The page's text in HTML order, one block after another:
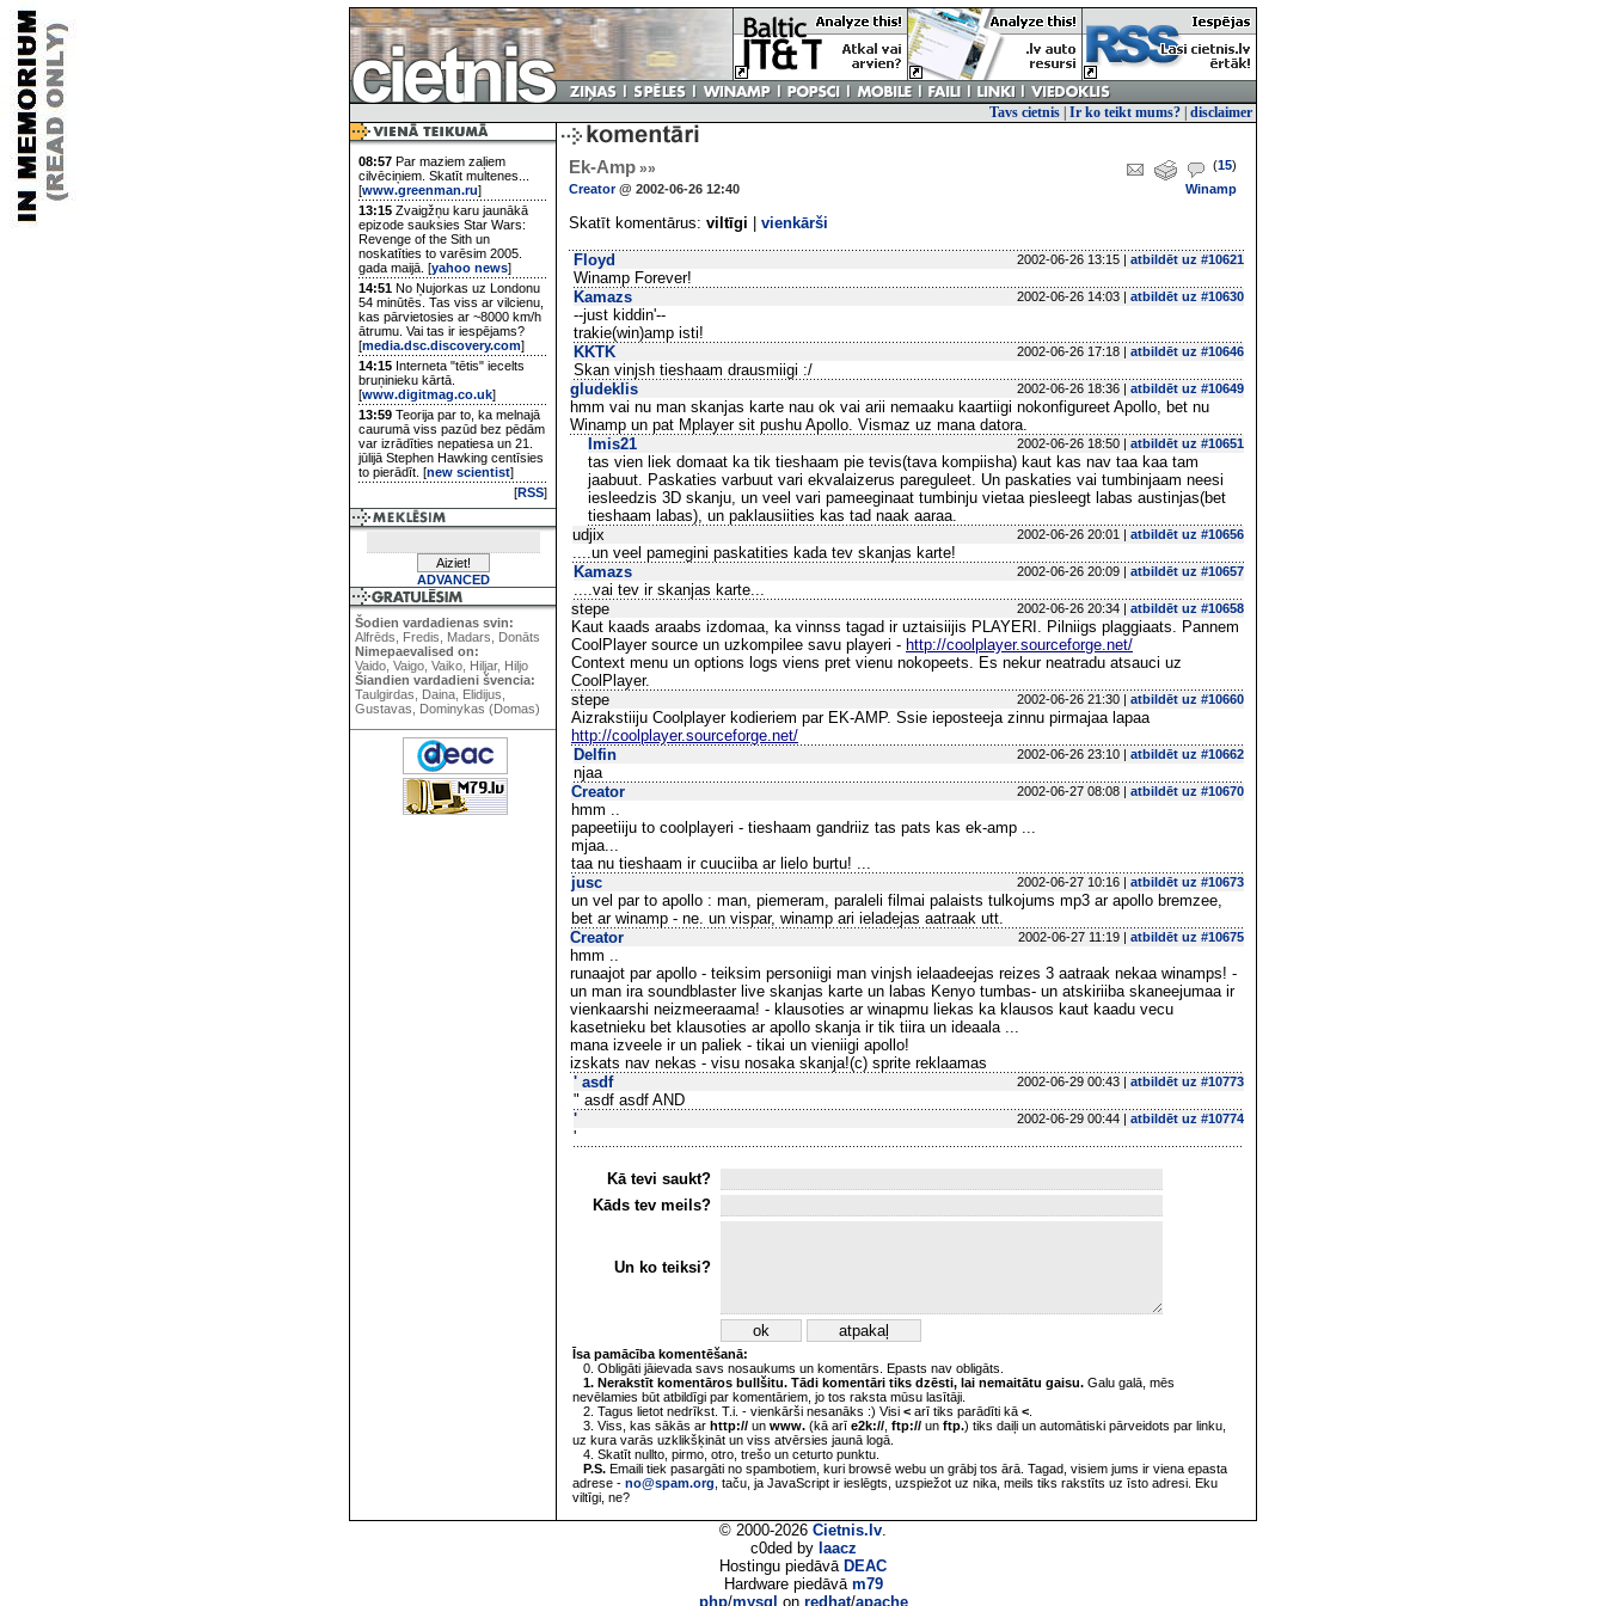
Tavs cietnis Ir ko teikt mums? disclaimer
08:57 Par maziem zaļiem
cilvēciņiem. Skatīt multenes...
[www.greenman.ru]
13:15 Zvaigžņu karu jaunākā
epizode sauksies Star Wars:
Revenge of the Sith un
noskatīties to varēsim 2005.
gada maijā. [yahoo news]
14:51 No Ņujorkas uz Londonu
54 minūtēs. Tas viss ar vilcienu,
kas pārvietosies ar ~8000 km/h
ātrumu. Vai tas ir iespējams?
[media.dsc.discovery.com]
14:15 Interneta "tētis" iecelts
bruņinieku kārtā.
[www.digitmag.co.uk]
13:59 Teorija par to, ka melnajā
caurumā viss pazūd bez pēdām
var izrādīties nepatiesa un 21.
jūlijā Stephen Hawking centīsies
to pierādīt. [new scientist]
[RSS]
ADVANCED
Šodien vardadienas svin:
Alfrēds, Fredis, Madars, Donāts
Nimepaevalised on:
Vaido, Vaigo, Vaiko, Hiljar, Hiljo
Šiandien vardadieni švencia:
Taulgirdas, Daina, Elidijus,
Gustavas, Dominykas (Domas)
Ek-Amp »» (15)
Creator@ 2002-06-26 12:40 Winamp
Skatīt komentārus: viltīgi vienkārši
Floyd 2002-06-26 13:15 | atbildēt uz #10621
Winamp Forever!
Kamazs
2002-06-26 14:03 | atbildēt uz #10630
--just kiddin'--
trakie(win)amp isti!
KKTK
2002-06-26 17:18 | atbildēt uz #10646
Skan vinjsh tieshaam drausmiigi :/
gludeklis
2002-06-26 18:36 | atbildēt uz #10649
hmm vai nu man skanjas karte nau ok vai arii nemaaku kaartiigi nokonfigureet Apollo, bet nu
Winamp un pat Mplayer sit pushu Apollo. Vismaz uz mana datora.
Imis21
2002-06-26 18:50 | atbildēt uz #10651
tas vien liek domaat ka tik tieshaam pie tevis(tava kompiisha) kaut kas nav taa kaa tam
jaabuut. Paskaties varbuut vari ekvalaizerus pareguleet. Un paskaties vai tumbinjaam neesi
iesleedzis 3D skanju, un veel vari pameeginaat tumbinju vietaa piesleegt labas austinjas(bet
tieshaam labas), un paklausiities kas tad naak aaraa.
udjix
2002-06-26 20:01 | atbildēt uz #10656
....un veel pamegini paskatities kada tev skanjas karte!
Kamazs
2002-06-26 20:09 | atbildēt uz #10657
....vai tev ir skanjas karte...
stepe
2002-06-26 20:34 | atbildēt uz #10658
Kaut kaads araabs izdomaa, ka vinnss tagad ir uztaisiijis PLAYERI. Pilniigs plaggiaats. Pannem
CoolPlayer source un uzkompilee savu playeri - http://coolplayer.sourceforge.net/
Context menu un options logs viens pret vienu nokopeets. Es nekur neatradu atsauci uz
CoolPlayer.
stepe
2002-06-26 21:30 | atbildēt uz #10660
Aizrakstiiju Coolplayer kodieriem par EK-AMP. Ssie ieposteeja zinnu pirmajaa lapaa
http://coolplayer.sourceforge.net/
Delfin
2002-06-26 23:10 | atbildēt uz #10662
njaa
Creator
2002-06-27 08:08 | atbildēt uz #10670
hmm ..
papeetiiju to coolplayeri - tieshaam gandriiz tas pats kas ek-amp ...
mjaa...
taa nu tieshaam ir cuuciiba ar lielo burtu! ...
jusc
2002-06-27 10:16 | atbildēt uz #10673
un vel par to apollo : man, piemeram, paraleli filmai palaists tulkojums mp3 ar apollo bremzee,
bet ar winamp - ne. un vispar, winamp ari ieladejas aatraak utt.
Creator
2002-06-27 11:19 | atbildēt uz #10675
hmm ..
runaajot par apollo - teiksim personiigi man vinjsh ielaadeejas reizes 3 aatraak nekaa winamps! -
un man ira soundblaster live skanjas karte un labas Kenyo tumbas- un atskiriiba skaneejumaa ir
vienkaarshi neizmeeraama! - klausoties ar winapmu liekas ka klausos kaut kaadu vecu
kasetnieku bet klausoties ar apollo skanja ir tik tiira un ideaala ...
mana izveele ir un paliek - tikai un vieniigi apollo!
izskats nav nekas - visu nosaka skanja!(c) sprite reklaamas
' asdf
2002-06-29 00:43 | atbildēt uz #10773
" asdf asdf AND
'
2002-06-29 00:44 | atbildēt uz #10774
'
Kā tevi saukt?
Kāds tev meils?
Un ko teiksi?
Īsa pamācība komentēšanā:
0. Obligāti jāievada savs nosaukums un komentārs. Epasts nav obligāts.
1. Nerakstīt komentāros bullšitu. Tādi komentāri tiks dzēsti, lai nemaitātu gaisu. Galu galā, mēs
nevēlamies būt atbildīgi par komentāriem, jo tos raksta mūsu lasītāji.
2. Tagus lietot nedrīkst. T.i. - vienkārši nesanāks :) Visi < arī tiks parādīti kā <
3. Viss, kas sākās ar http:// un www. (kā arī e2k:// ftp:// un ftp.) tiks daiļi un automātiski pārveidots par linku,
uz kura varās uzklikšķināt un viss atvērsies jaunā logā.
4. Skatīt nullto, pirmo, otro, trešo un ceturto punktu.
P.S. Emaili tiek pasargāti no spambotiem, kuri browsē webu un grābj tos ārā. Tagad, visiem jums ir viena epasta
adrese - no@spam.org , taču, ja JavaScript ir ieslēgts, uzspiežot uz nika, meils tiks rakstīts uz īsto adresi. Eku
viltīgi, ne?
© 2000-2026 Cietnis.lv.
c0ded by laacz
Hostingu piedāvā DEAC
Hardware piedāvā m79
php/mysql on redhat/apache